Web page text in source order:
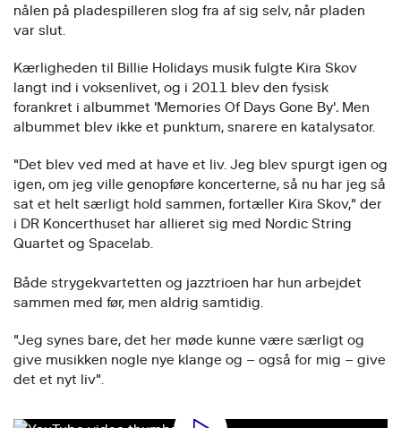
nålen på pladespilleren slog fra af sig selv, når pladen
var slut.
Kærligheden til Billie Holidays musik fulgte Kira Skov
langt ind i voksenlivet, og i 2011 blev den fysisk
forankret i albummet 'Memories Of Days Gone By'. Men
albummet blev ikke et punktum, snarere en katalysator.
"Det blev ved med at have et liv. Jeg blev spurgt igen og
igen, om jeg ville genopføre koncerterne, så nu har jeg så
sat et helt særligt hold sammen, fortæller Kira Skov," der
i DR Koncerthuset har allieret sig med Nordic String
Quartet og Spacelab.
Både strygekvartetten og jazztrioen har hun arbejdet
sammen med før, men aldrig samtidig.
"Jeg synes bare, det her møde kunne være særligt og
give musikken nogle nye klange og – også for mig – give
det et nyt liv".